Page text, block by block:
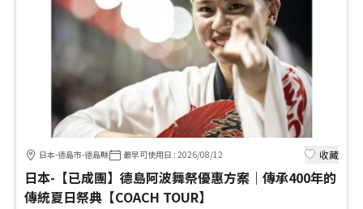
日本-德島市-德島縣 最早可使用日 : 2026/08/12 收藏
日本-【已成團】德島阿波舞祭優惠方案｜傳承400年的
傳統夏日祭典【COACH TOUR】